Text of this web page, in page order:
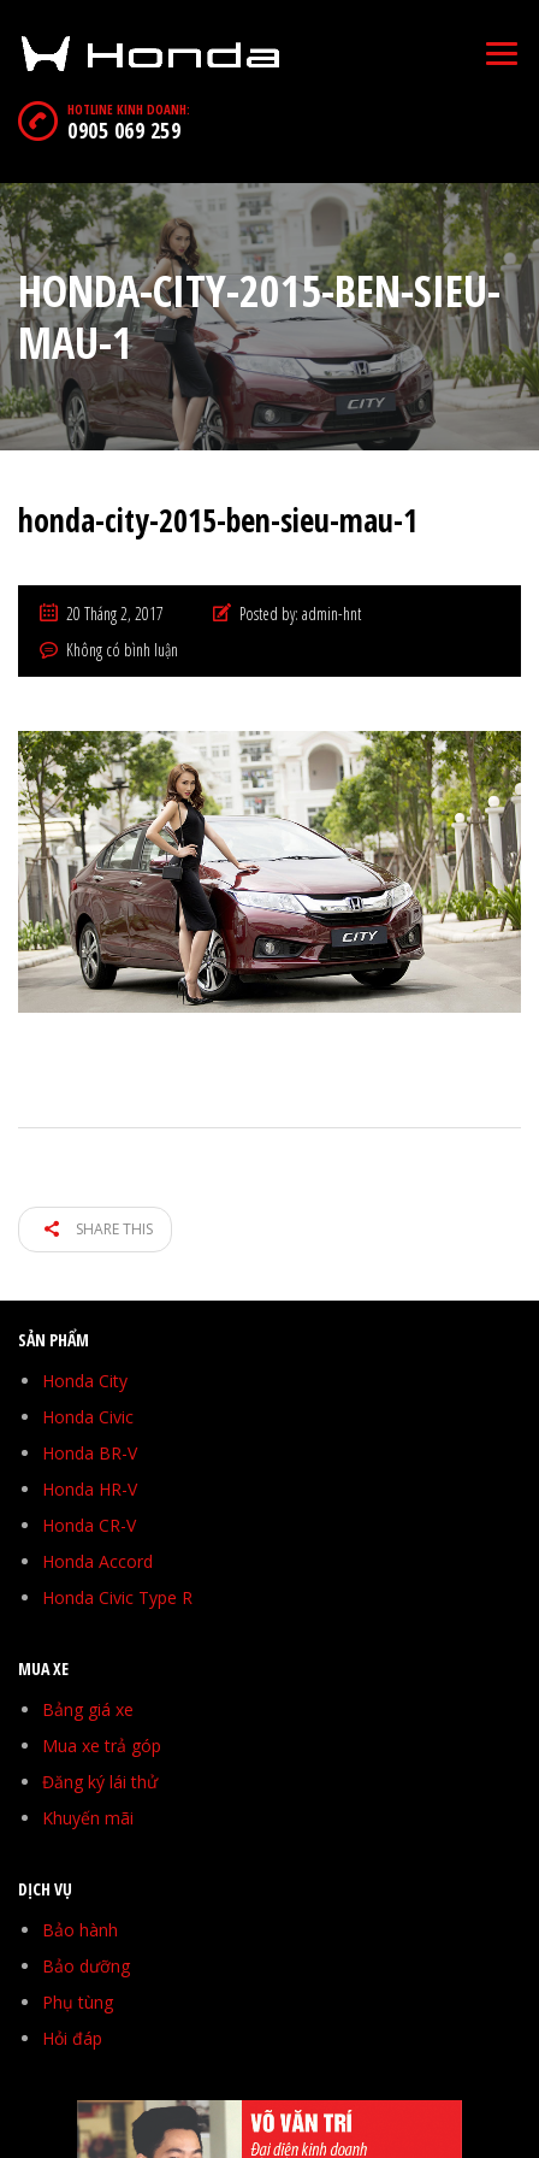
HOTLINE KINH DOANH:
0905 069 259
HONDA-CITY-2015-BEN-SIEU-
MAU-1
honda-city-2015-ben-sieu-mau-1
20 Tháng 2, 2017 Posted by: admin-hnt
Không có bình luận
SHARE THIS
SẢN PHẨM
Honda City
Honda Civic
Honda BR-V
Honda HR-V
Honda CR-V
Honda Accord
Honda Civic Type R
MUA XE
Bảng giá xe
Mua xe trả góp
Đăng ký lái thử
Khuyến mãi
DỊCH VỤ
Bảo hành
Bảo dưỡng
Phụ tùng
Hỏi đáp